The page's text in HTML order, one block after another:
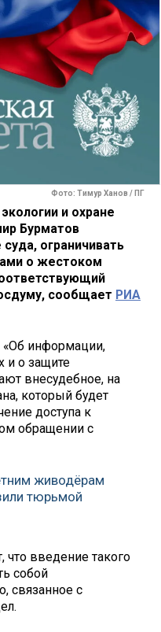
Фото: Тимур Ханов / ПГ
и охране
Бурматов
ограничивать
о жестоком
сообщает РИА
«Об информации,
и о защите
внесудебное, на
который будет
доступа к
обращении с
живодёрам
тюрьмой
что введение такого
собой
связанное с